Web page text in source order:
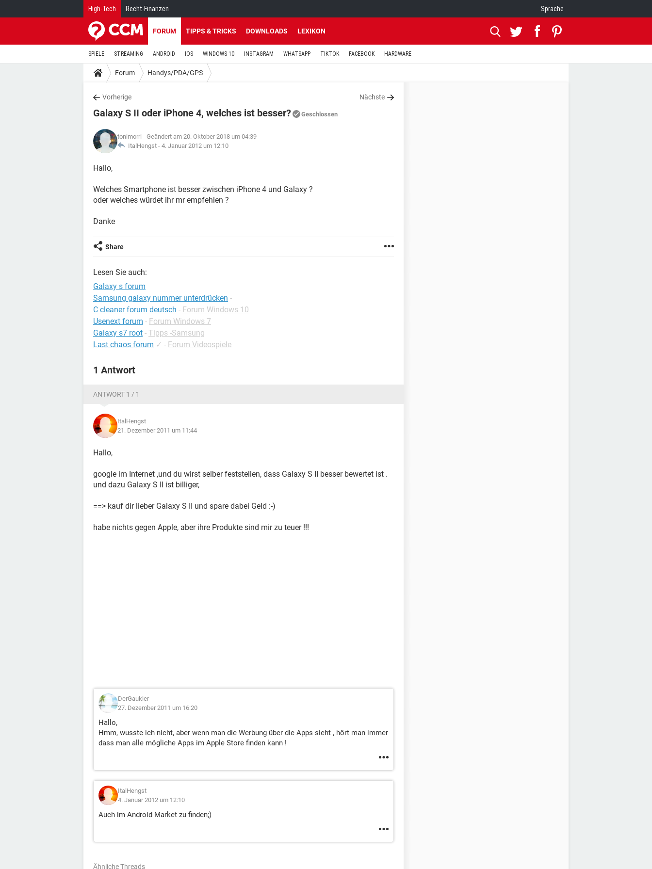
High-Tech Recht-Finanzen Sprache
FORUM TIPPS & TRICKS DOWNLOADS LEXIKON
SPIELE STREAMING ANDROID IOS WINDOWS 10 INSTAGRAM WHATSAPP TIKTOK FACEBOOK HARDWARE
Forum Handys/PDA/GPS
Vorherige Nächste
Galaxy S II oder iPhone 4, welches ist besser? Geschlossen
tonimorri - Geändert am 20. Oktober 2018 um 04:39
ItalHengst - 4. Januar 2012 um 12:10
Hallo,
Welches Smartphone ist besser zwischen iPhone 4 und Galaxy ?
oder welches würdet ihr mr empfehlen ?
Danke
Share
Lesen Sie auch:
Galaxy s forum
Samsung galaxy nummer unterdrücken -
C cleaner forum deutsch - Forum Windows 10
Usenext forum - Forum Windows 7
Galaxy s7 root - Tipps -Samsung
Last chaos forum ✓ - Forum Videospiele
1 Antwort
ANTWORT 1 / 1
ItalHengst
21. Dezember 2011 um 11:44
Hallo,
google im Internet ,und du wirst selber feststellen, dass Galaxy S II besser bewertet ist .
und dazu Galaxy S II ist billiger,
==> kauf dir lieber Galaxy S II und spare dabei Geld :-)
habe nichts gegen Apple, aber ihre Produkte sind mir zu teuer !!!
DerGaukler
27. Dezember 2011 um 16:20
Hallo,
Hmm, wusste ich nicht, aber wenn man die Werbung über die Apps sieht , hört man immer
dass man alle mögliche Apps im Apple Store finden kann !
ItalHengst
4. Januar 2012 um 12:10
Auch im Android Market zu finden;)
Ähnliche Threads